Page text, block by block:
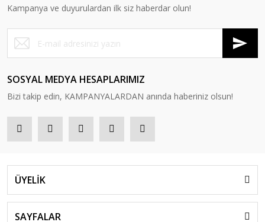
Kampanya ve duyurulardan ilk siz haberdar olun!
SOSYAL MEDYA HESAPLARIMIZ
Bizi takip edin, KAMPANYALARDAN anında haberiniz olsun!
ÜYELİK
SAYFALAR